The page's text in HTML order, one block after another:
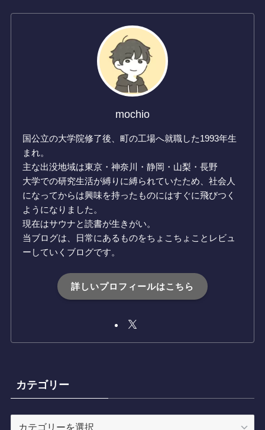
mochio
国公立の大学院修了後、町の工場へ就職した1993年生
まれ。
主な出没地域は東京・神奈川・静岡・山梨・長野
大学での研究生活が縛りに縛られていたため、社会人
になってからは興味を持ったものにはすぐに飛びつく
ようになりました。
現在はサウナと読書が生きがい。
当ブログは、日常にあるものをちょこちょことレビュ
ーしていくブログです。
詳しいプロフィールはこちら
カテゴリー